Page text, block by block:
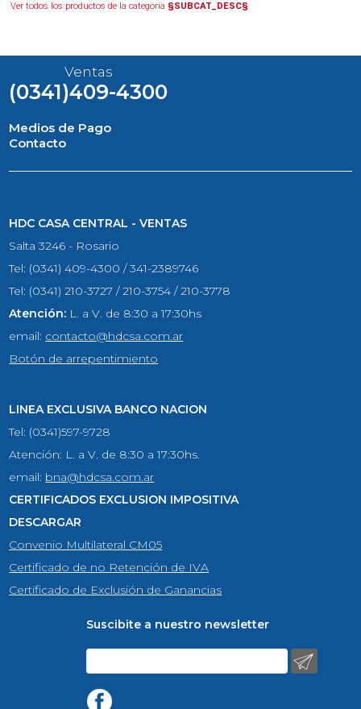
Ver todos los productos de la categoría §SUBCAT_DESC§
Ventas
(0341)409-4300
Medios de Pago
Contacto
HDC CASA CENTRAL - VENTAS
Salta 3246 - Rosario
Tel: (0341) 409-4300 / 341-2389746
Tel: (0341) 210-3727 / 210-3754 / 210-3778
Atención: L. a V. de 8:30 a 17:30hs
email: contacto@hdcsa.com.ar
Botón de arrepentimiento
LINEA EXCLUSIVA BANCO NACION
Tel: (0341)597-9728
Atención: L. a V. de 8:30 a 17:30hs.
email: bna@hdcsa.com.ar
CERTIFICADOS EXCLUSION IMPOSITIVA
DESCARGAR
Convenio Multilateral CM05
Certificado de no Retención de IVA
Certificado de Exclusión de Ganancias
Suscibite a nuestro newsletter